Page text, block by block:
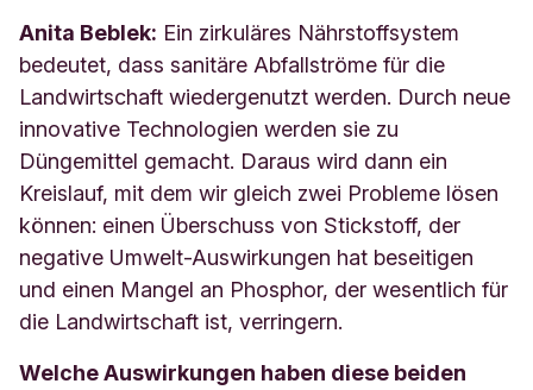
Anita Beblek: Ein zirkuläres Nährstoffsystem
bedeutet, dass sanitäre Abfallströme für die
Landwirtschaft wiedergenutzt werden. Durch neue
innovative Technologien werden sie zu
Düngemittel gemacht. Daraus wird dann ein
Kreislauf, mit dem wir gleich zwei Probleme lösen
können: einen Überschuss von Stickstoff, der
negative Umwelt-Auswirkungen hat beseitigen
und einen Mangel an Phosphor, der wesentlich für
die Landwirtschaft ist, verringern.
Welche Auswirkungen haben diese beiden